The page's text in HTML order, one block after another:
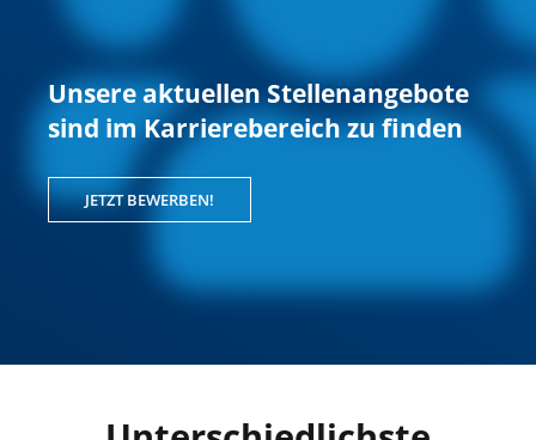
Unsere aktuellen Stellenangebote
sind im Karrierebereich zu finden
JETZT BEWERBEN!